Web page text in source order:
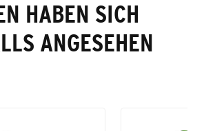
HABEN SICH
ANGESEHEN